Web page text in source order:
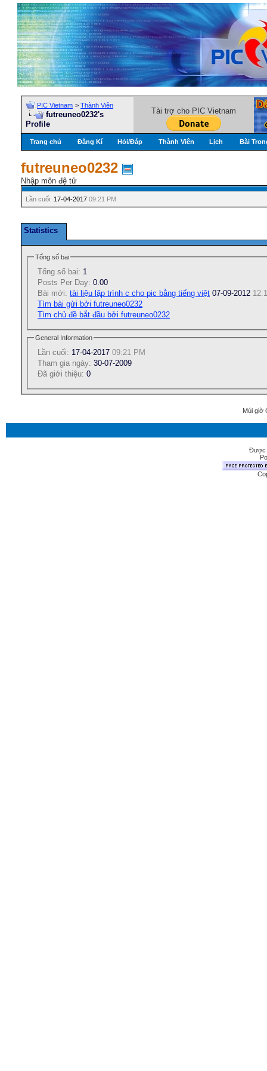
PIC Vietnam > Thành Viên
futreuneo0232's
Profile
Tài trợ cho PIC Vietnam
Trang chủ Đăng Kí Hỏi/Ðáp Thành Viên Lịch Bài
futreuneo0232
Nhập môn đệ tử
Lần cuối: 17-04-2017 09:21 PM
Statistics
Tổng số bai
Tổng số bai: 1
Posts Per Day: 0.00
Bài mới: tài liệu lập trình c cho pic bằng tiếng việt 07-09-2012
Tìm bài gửi bởi futreuneo0232
Tìm chủ đề bắt đầu bởi futreuneo0232
General Information
Lần cuối: 17-04-2017 09:21 PM
Tham gia ngày: 30-07-2009
Ðã giới thiệu: 0
Múi giờ
Được